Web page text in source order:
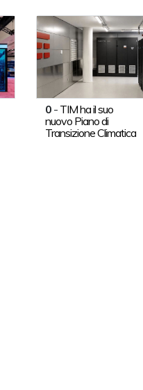
0- TIM ha il suo
nuovo Piano di
Transizione Climatica